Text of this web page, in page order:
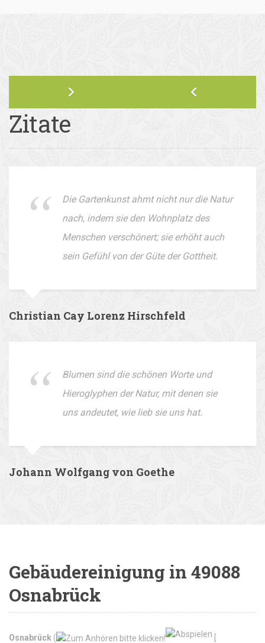
Zitate
Die Gartenkunst ahmt nicht nur die Natur
nach, indem sie den Wohnplatz des
Menschen verschönert; sie erhöht auch
sein Gefühl von der Güte der Gottheit.
Christian Cay Lorenz Hirschfeld
Blumen sind die schönen Worte und
Hieroglyphen der Natur, mit denen sie
uns andeutet, wie lieb sie uns hat.
Johann Wolfgang von Goethe
Gebäudereinigung in 49088
Osnabrück
Osnabrück (